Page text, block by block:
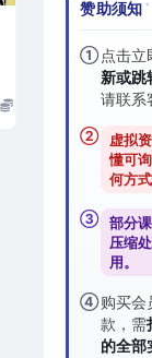
赞助须知
①点击立
新或跳
请联系
②
虚拟
懂可
何方
③ 部分
压缩
用。
④购买会
款，需
的全部